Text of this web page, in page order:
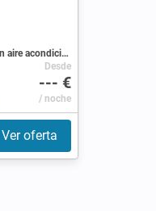
Apartamento 3 habitaciones, con aire acondicionado
Desde
--- €
/ noche
Ver oferta